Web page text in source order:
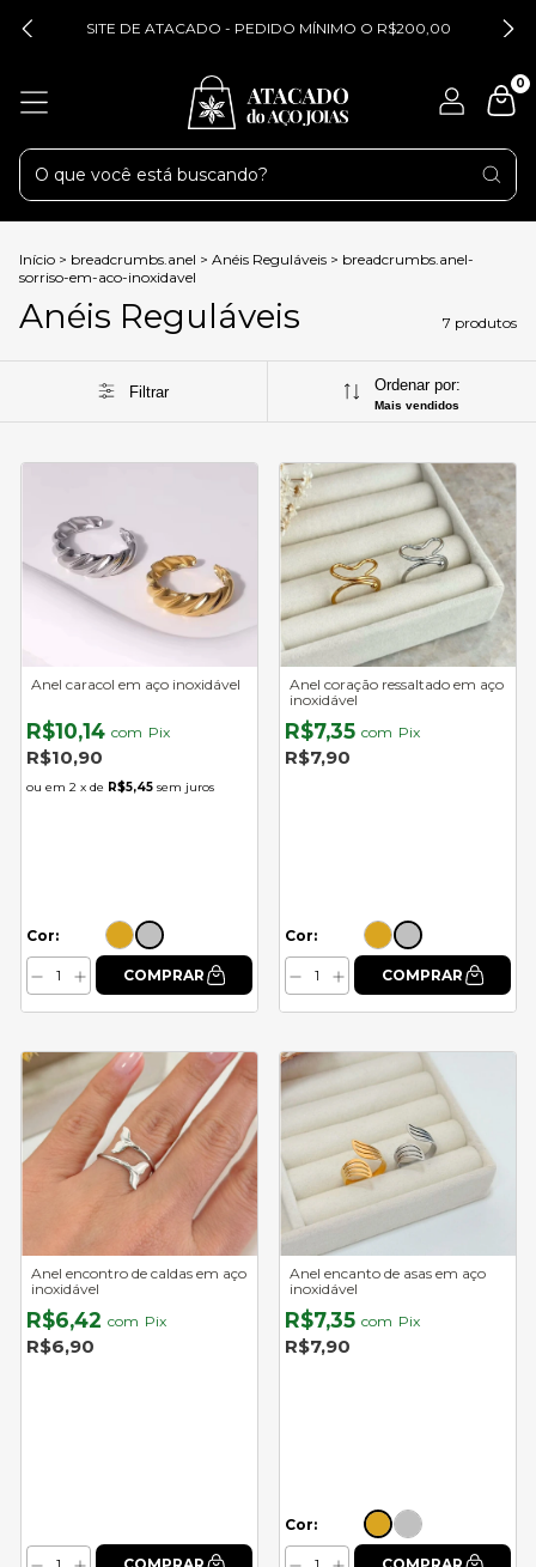
SITE DE ATACADO - PEDIDO MÍNIMO O R$200,00
0
Início > breadcrumbs.anel > Anéis Reguláveis > breadcrumbs.anel-
sorriso-em-aco-inoxidavel
Anéis Reguláveis 7 produtos
Filtrar Ordenar por:
Mais vendidos
Anel caracol em aço inoxidável
R$10,14 com Pix
R$10,90
2 x de R$5,45 sem juros
Cor:
Anel coração ressaltado em aço
inoxidável
R$7,35 com Pix
R$7,90
Cor:
Anel encontro de caldas em aço
inoxidável
R$6,42 com Pix
R$6,90
Anel encanto de asas em aço
inoxidável
R$7,35 com Pix
R$7,90
Cor: